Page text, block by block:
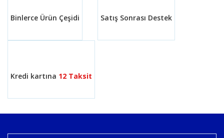
Binlerce Ürün Çeşidi Satış Sonrası Destek
Kredi kartına 12 Taksit